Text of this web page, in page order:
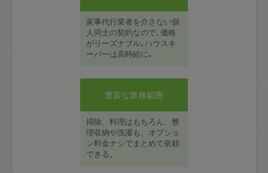
家事代行業者を介さない個
人同士の契約なので､価格
がリーズナブル｡ハウスキ
ーパーは高時給に｡
豊富な業務範囲
掃除、料理はもちろん、整
理収納や洗濯も、オプショ
ン料金ナシでまとめて依頼
できる。